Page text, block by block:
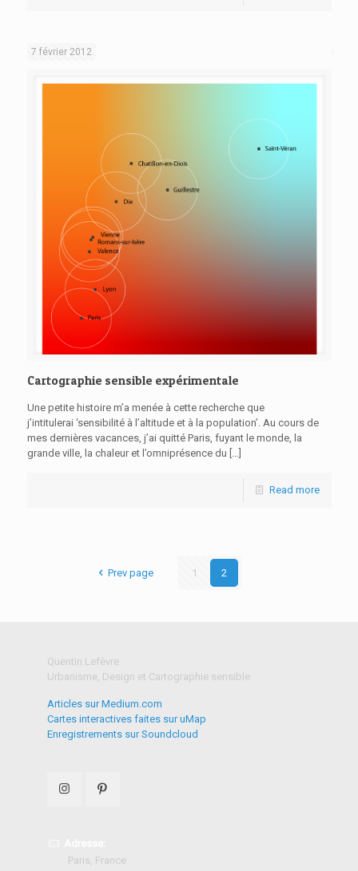
7 février 2012
Cartographie sensible expérimentale
Une petite histoire m’a menée à cette recherche que
j’intitulerai ‘sensibilité à l’altitude et à la population’. Au cours de
mes dernières vacances, j’ai quitté Paris, fuyant le monde, la
grande ville, la chaleur et l’omniprésence du
Read more
Prev page 1 2
Quentin Lefèvre
Urbanisme, Design et Cartographie sensible
Articles sur Medium.com
Cartes interactives faites sur uMap
Enregistrements sur Soundcloud
Paris, France